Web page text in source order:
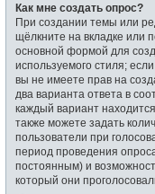
Как мне создать опрос?
При создании темы или
щёлкните на вкладке или
основной формой для
используемого стиля;
вы не имеете прав на
два варианта ответа в
каждый вариант
также можете задать
пользователи при
период проведения
постоянным) и
который они